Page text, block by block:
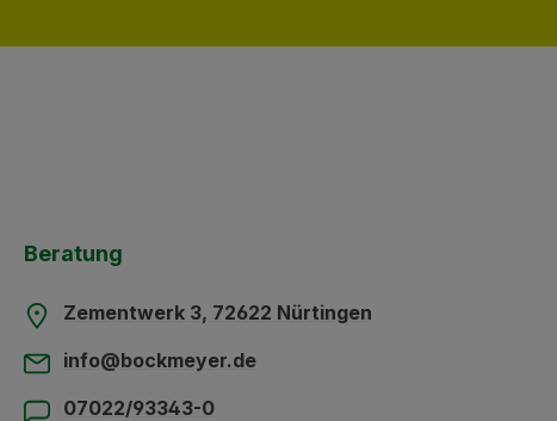
Beratung
Zementwerk 3, 72622 Nürtingen
info@bockmeyer.de
07022/93343-0